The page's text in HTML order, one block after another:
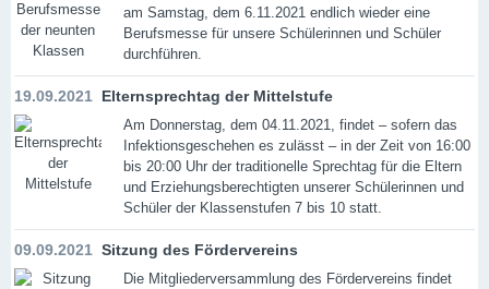
am Samstag, dem 6.11.2021 endlich wieder eine
Berufsmesse für unsere Schülerinnen und Schüler
durchführen.
19.09.2021 Elternsprechtag der Mittelstufe
Am Donnerstag, dem 04.11.2021, findet – sofern das
Infektionsgeschehen es zulässt – in der Zeit von 16:00
bis 20:00 Uhr der traditionelle Sprechtag für die Eltern
und Erziehungsberechtigten unserer Schülerinnen und
Schüler der Klassenstufen 7 bis 10 statt.
09.09.2021 Sitzung des Fördervereins
Die Mitgliederversammlung des Fördervereins findet